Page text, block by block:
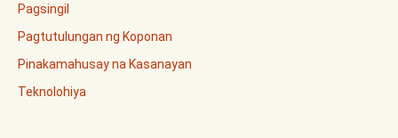
Pagsingil
Pagtutulungan ng Koponan
Pinakamahusay na Kasanayan
Teknolohiya